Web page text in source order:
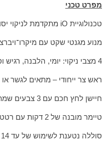
מפרט טכני
טכנולוגיית iO מתקדמת לניקוי יסודי ורך
מנוע מגנטי שקט עם
4 מצבי ניקוי: יומי, הלבנה, רגיש וסופר רגיש
ראש צר ייחודי – מתאים לגשר או
חיישן לחץ חכם עם 3 צבעים שמתריע על צחצוח חלש או חזק מדי
טיימר מובנה של 2 דקות עם רטט כל 30 שניות
סוללה נטענת לשימוש של עד 14 יום